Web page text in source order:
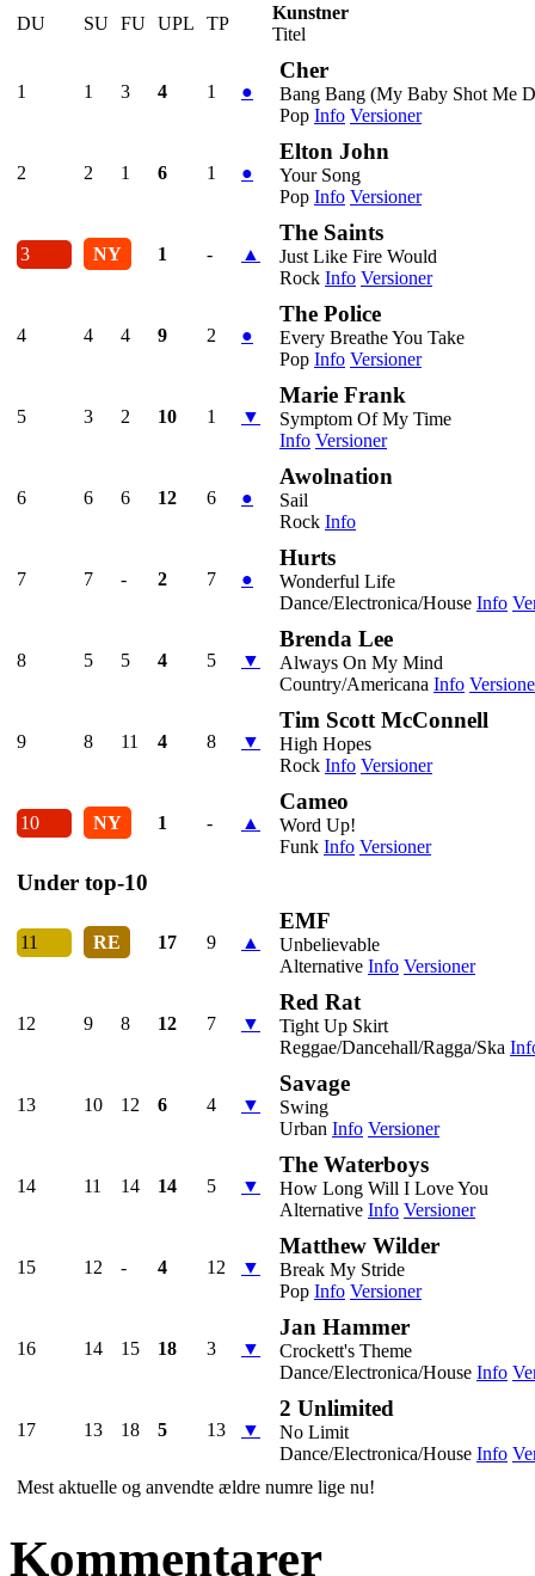
DU SU FU UPL TP
Kunstner
Titel
1 1 3 4 1 ●
Cher
Bang Bang (My Baby Shot Me
Pop Info Versioner
2 2 1 6 1 ●
Elton John
Your Song
Pop Info Versioner
3 NY 1 - ▲
The Saints
Just Like Fire Would
Rock Info Versioner
4 4 4 9 2 ●
The Police
Every Breathe You Take
Pop Info Versioner
5 3 2 10 1 ▼
Marie Frank
Symptom Of My Time
Info Versioner
6 6 6 12 6 ●
Awolnation
Sail
Rock Info
7 7 - 2 7 ●
Hurts
Wonderful Life
Dance/Electronica/House Info
8 5 5 4 5 ▼
Brenda Lee
Always On My Mind
Country/Americana Info
9 8 11 4 8 ▼
Tim Scott McConnell
High Hopes
Rock Info Versioner
10 NY 1 - ▲
Cameo
Word Up!
Funk Info Versioner
Under top-10
11 RE 17 9 ▲
EMF
Unbelievable
Alternative Info Versioner
12 9 8 12 7 ▼
Red Rat
Tight Up Skirt
Reggae/Dancehall/Ragga/Ska
13 10 12 6 4 ▼
Savage
Swing
Urban Info Versioner
14 11 14 14 5 ▼
The Waterboys
How Long Will I Love You
Alternative Info Versioner
15 12 - 4 12 ▼
Matthew Wilder
Break My Stride
Pop Info Versioner
16 14 15 18 3 ▼
Jan Hammer
Crockett's Theme
Dance/Electronica/House Info
17 13 18 5 13 ▼
2 Unlimited
No Limit
Dance/Electronica/House Info
Mest aktuelle og anvendte ældre numre lige nu!
Kommentarer